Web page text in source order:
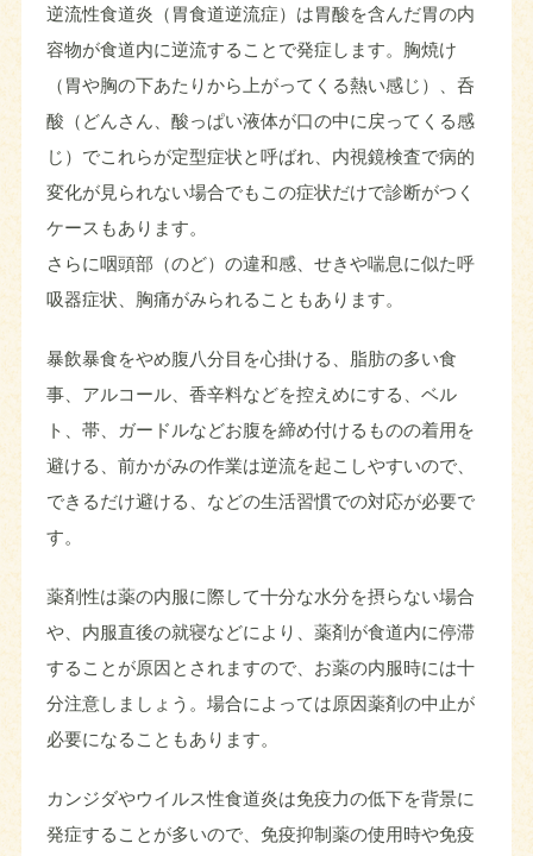
逆流性食道炎（胃食道逆流症）は胃酸を含んだ胃の内
容物が食道内に逆流することで発症します。胸焼け
（胃や胸の下あたりから上がってくる熱い感じ）、呑
酸（どんさん、酸っぱい液体が口の中に戻ってくる感
じ）でこれらが定型症状と呼ばれ、内視鏡検査で病的
変化が見られない場合でもこの症状だけで診断がつく
ケースもあります。
さらに咽頭部（のど）の違和感、せきや喘息に似た呼
吸器症状、胸痛がみられることもあります。
暴飲暴食をやめ腹八分目を心掛ける、脂肪の多い食
事、アルコール、香辛料などを控えめにする、ベル
ト、帯、ガードルなどお腹を締め付けるものの着用を
避ける、前かがみの作業は逆流を起こしやすいので、
できるだけ避ける、などの生活習慣での対応が必要で
す。
薬剤性は薬の内服に際して十分な水分を摂らない場合
や、内服直後の就寝などにより、薬剤が食道内に停滞
することが原因とされますので、お薬の内服時には十
分注意しましょう。場合によっては原因薬剤の中止が
必要になることもあります。
カンジダやウイルス性食道炎は免疫力の低下を背景に
発症することが多いので、免疫抑制薬の使用時や免疫